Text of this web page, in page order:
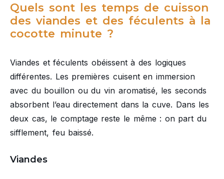
Quels sont les temps de cuisson
des viandes et des féculents à la
cocotte minute ?
Viandes et féculents obéissent à des logiques
différentes. Les premières cuisent en immersion
avec du bouillon ou du vin aromatisé, les seconds
absorbent l’eau directement dans la cuve. Dans les
deux cas, le comptage reste le même : on part du
sifflement, feu baissé.
Viandes